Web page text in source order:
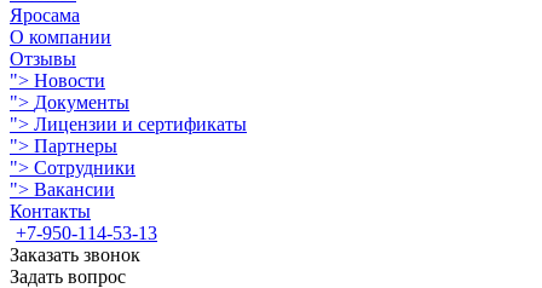
Яросама
О компании
Отзывы
"> Новости
"> Документы
"> Лицензии и сертификаты
"> Партнеры
"> Сотрудники
"> Вакансии
Контакты
+7-950-114-53-13
Заказать звонок
Задать вопрос